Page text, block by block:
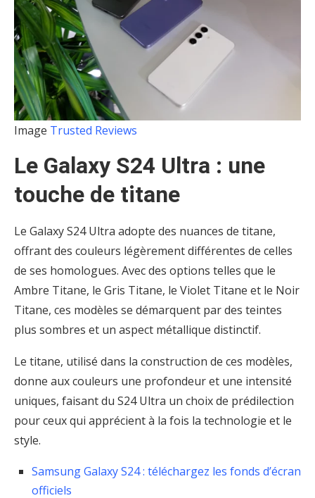
Image Trusted Reviews
Le Galaxy S24 Ultra : une
touche de titane
Le Galaxy S24 Ultra adopte des nuances de titane,
offrant des couleurs légèrement différentes de celles
de ses homologues. Avec des options telles que le
Ambre Titane, le Gris Titane, le Violet Titane et le Noir
Titane, ces modèles se démarquent par des teintes
plus sombres et un aspect métallique distinctif.
Le titane, utilisé dans la construction de ces modèles,
donne aux couleurs une profondeur et une intensité
uniques, faisant du S24 Ultra un choix de prédilection
pour ceux qui apprécient à la fois la technologie et le
style.
Samsung Galaxy S24 : téléchargez les fonds d’écran
officiels